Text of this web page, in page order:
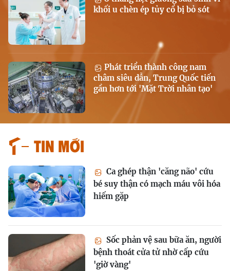
khối u chèn ép tủy cổ bị bỏ sót
Phát triển thành công nam
châm siêu dẫn, Trung Quốc tiến
gần hơn tới 'Mặt Trời nhân tạo'
Tin mới
Ca ghép thận 'căng não' cứu
bé suy thận có mạch máu vôi hóa
hiếm gặp
Sốc phản vệ sau bữa ăn, người
bệnh thoát cửa tử nhờ cấp cứu
'giờ vàng'